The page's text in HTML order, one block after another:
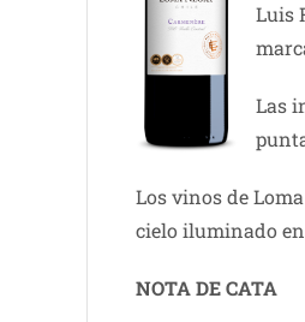
Luis
Las
Los vinos de
cielo iluminado en
NOTA DE CATA